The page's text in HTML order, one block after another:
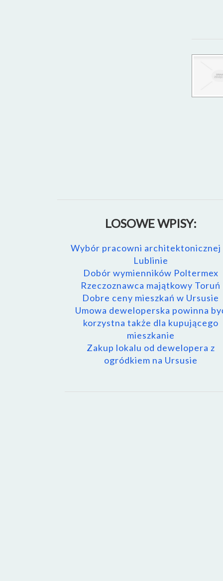
LOSOWE WPISY:
Wybór pracowni architektonicznej
Lublinie
Dobór wymienników Poltermex
Rzeczoznawca majątkowy Toruń
Dobre ceny mieszkań w Ursusie
Umowa deweloperska powinna
korzystna także dla kupującego
mieszkanie
Zakup lokalu od dewelopera z
ogródkiem na Ursusie